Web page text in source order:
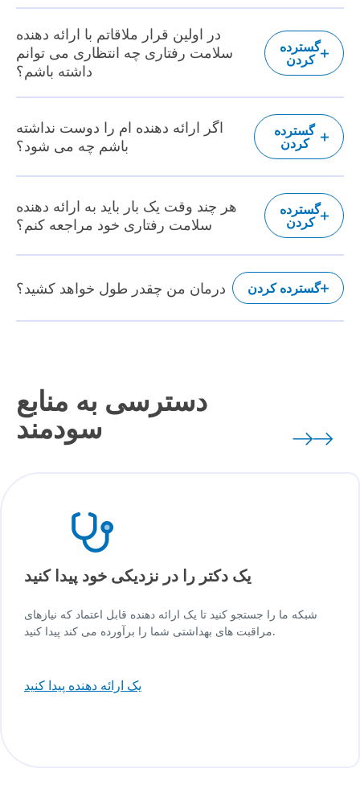
در اولین قرار ملاقاتم با ارائه دهنده
سلامت رفتاری چه انتظاری می توانم
داشته باشم؟
گسترده
کردن
اگر ارائه دهنده ام را دوست نداشته
باشم چه می شود؟
گسترده
کردن
هر چند وقت یک بار باید به ارائه دهنده
سلامت رفتاری خود مراجعه کنم؟
گسترده
کردن
درمان من چقدر طول خواهد کشید؟ گسترده کردن
دسترسی به منابع
سودمند
یک دکتر را در نزدیکی خود پیدا کنید
شبکه ما را جستجو کنید تا یک ارائه دهنده قابل اعتماد که نیازهای
مراقبت های بهداشتی شما را برآورده می کند پیدا کنید.
یک ارائه دهنده پیدا کنید